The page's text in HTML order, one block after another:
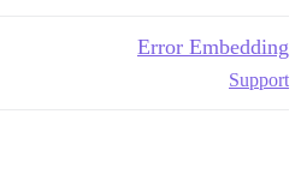
Error Embedding
Support